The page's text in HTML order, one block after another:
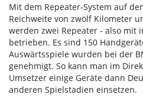
Mit dem Repeater-System auf
Reichweite von zwölf Kilometer
werden zwei Repeater - also mit
betrieben. Es sind 150
Auswärtsspiele wurden bei der
genehmigt. So kann man im
Umsetzer einige Geräte dann
anderen Spielstadien einsetzen.